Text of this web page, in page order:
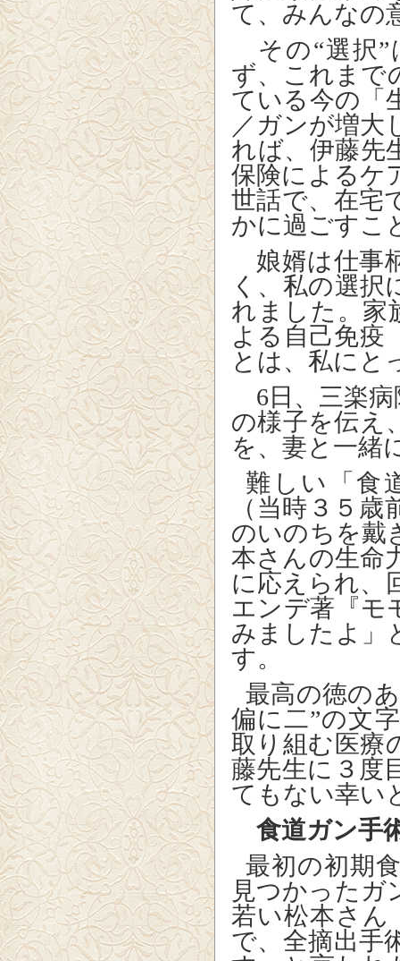
て、みんなの
その“選択”
ず、これまで
ている今の「
／ガンが増大
れば、伊藤先
保険によるケ
世話で、在宅
かに過ごすこ
娘婿は仕事
く、私の選択
れました。家
よる自己免疫
とは、私にと
6日、三楽
の様子を伝え
を、妻と一緒
難しい「食
（当時３５
のいのちを戴
本さんの生命
に応えられ、
エンデ著『モ
みましたよ」
す。
最高の徳の
偏に二”の文
取り組む医療
藤先生に３度
てもない幸い
食道ガン手
最初の初期
見つかったガ
若い松本さん
で、全摘出手